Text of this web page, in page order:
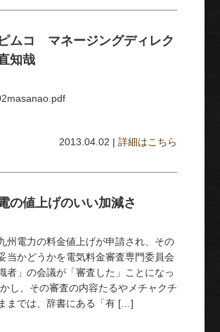
ムコ マネージングディレク
知哉
2013.04.02 |詳細はこちら
の値上げのいい加減さ
州電力の料金値上げが申請され、その
当かどうかを電気料金審査専門委員会
者」の会議が「審査した」ことになっ
し、その審査の内容たるやメチャクチ
までは、辞書にある「有 […]